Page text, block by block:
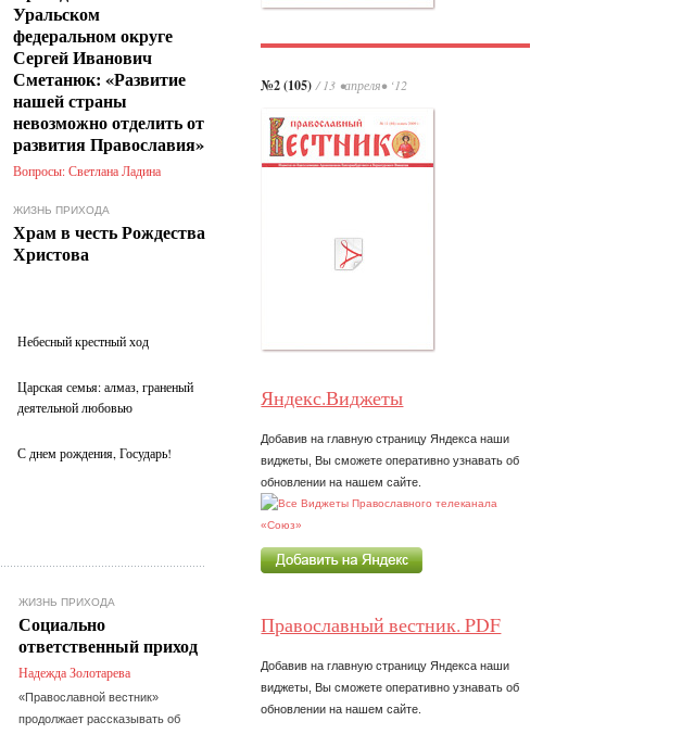
Уральском
федеральном округе
Сергей Иванович
Сметанюк: «Развитие
нашей страны
невозможно отделить от
развития Православия»
Вопросы: Светлана Ладина
ЖИЗНЬ ПРИХОДА
Храм в честь Рождества
Христова
Небесный крестный ход
Царская семья: алмаз, граненый
деятельной любовью
С днем рождения, Государь!
ЖИЗНЬ ПРИХОДА
Социально
ответственный приход
Надежда Золотарева
«Православной вестник»
продолжает рассказывать об
№2 (105) / 13 •апреля• ‘12
Яндекс.Виджеты
Добавив на главную страницу Яндекса наши
виджеты, Вы сможете оперативно узнавать об
обновлении на нашем сайте.
Православный вестник. PDF
Добавив на главную страницу Яндекса наши
виджеты, Вы сможете оперативно узнавать об
обновлении на нашем сайте.